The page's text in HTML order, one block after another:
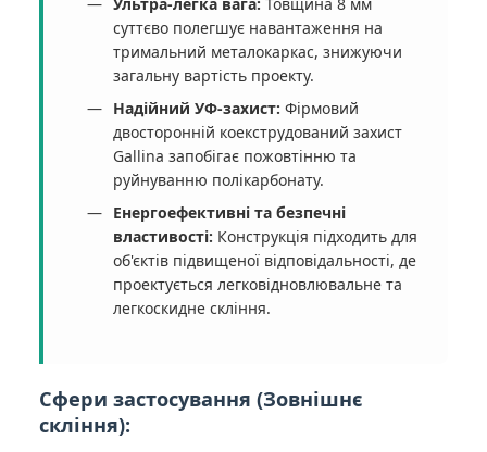
суттєво полегшує навантаження на
тримальний металокаркас, знижуючи
загальну вартість проекту.
Надійний УФ-захист: Фірмовий
двосторонній коекструдований захист
Gallina запобігає пожовтінню та
руйнуванню полікарбонату.
Енергоефективні та безпечні
властивості: Конструкція підходить для
об'єктів підвищеної відповідальності, де
проектується легковідновлювальне та
легкоскидне скління.
Сфери застосування (Зовнішнє
скління):